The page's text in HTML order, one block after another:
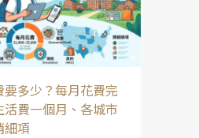
多少？每月花費完
費一個月、各城市
細項